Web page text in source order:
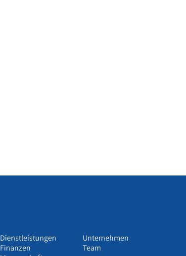
Dienstleistungen
Finanzen
Unternehmen
Team